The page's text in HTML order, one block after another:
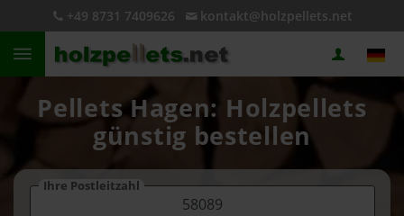
+49 8731 7409626 kontakt@holzpellets.net
Pellets Hagen: Holzpellets
günstig bestellen
Ihre Postleitzahl